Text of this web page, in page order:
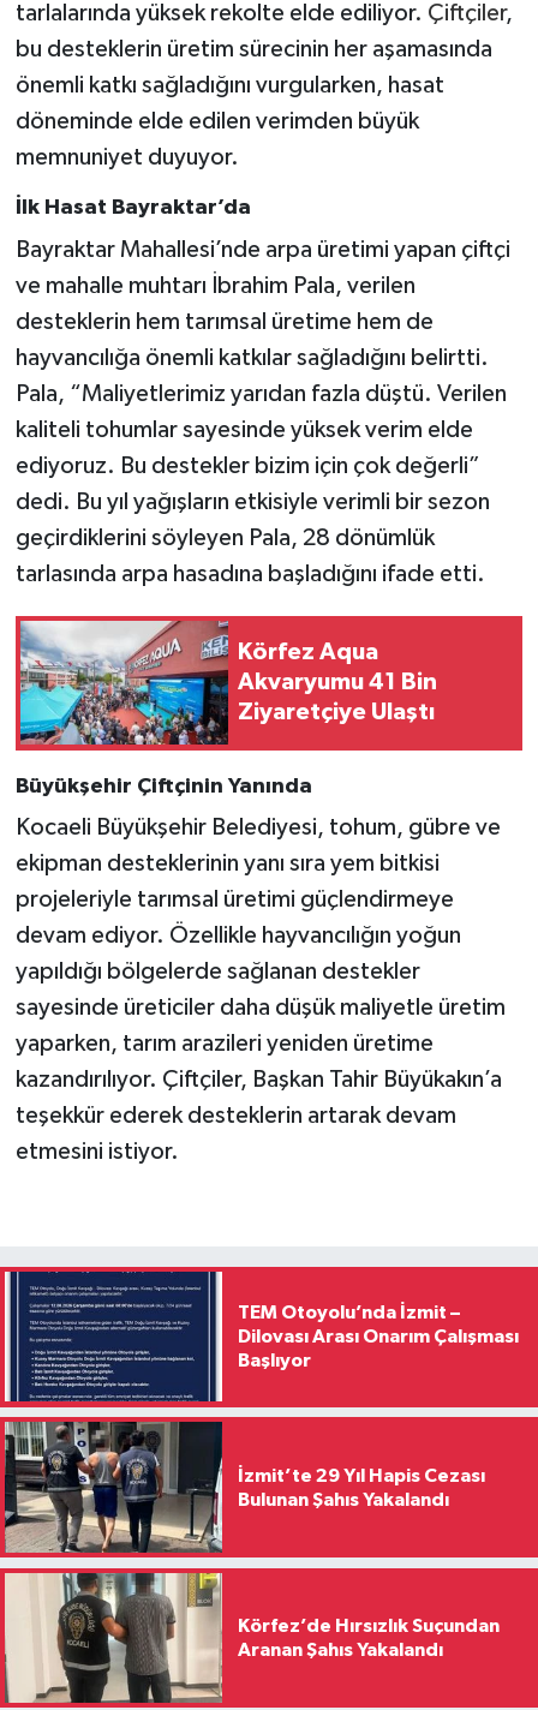
tarlalarında yüksek rekolte elde ediliyor. Çiftçiler,
bu desteklerin üretim sürecinin her aşamasında
önemli katkı sağladığını vurgularken, hasat
döneminde elde edilen verimden büyük
memnuniyet duyuyor.
İlk Hasat Bayraktar’da
Bayraktar Mahallesi’nde arpa üretimi yapan çiftçi
ve mahalle muhtarı İbrahim Pala, verilen
desteklerin hem tarımsal üretime hem de
hayvancılığa önemli katkılar sağladığını belirtti.
Pala, “Maliyetlerimiz yarıdan fazla düştü. Verilen
kaliteli tohumlar sayesinde yüksek verim elde
ediyoruz. Bu destekler bizim için çok değerli”
dedi. Bu yıl yağışların etkisiyle verimli bir sezon
geçirdiklerini söyleyen Pala, 28 dönümlük
tarlasında arpa hasadına başladığını ifade etti.
Körfez Aqua
Akvaryumu 41 Bin
Ziyaretçiye Ulaştı
Büyükşehir Çiftçinin Yanında
Kocaeli Büyükşehir Belediyesi, tohum, gübre ve
ekipman desteklerinin yanı sıra yem bitkisi
projeleriyle tarımsal üretimi güçlendirmeye
devam ediyor. Özellikle hayvancılığın yoğun
yapıldığı bölgelerde sağlanan destekler
sayesinde üreticiler daha düşük maliyetle üretim
yaparken, tarım arazileri yeniden üretime
kazandırılıyor. Çiftçiler, Başkan Tahir Büyükakın’a
teşekkür ederek desteklerin artarak devam
etmesini istiyor.
TEM Otoyolu’nda İzmit –
Dilovası Arası Onarım Çalışması
Başlıyor
İzmit’te 29 Yıl Hapis Cezası
Bulunan Şahıs Yakalandı
Körfez’de Hırsızlık Suçundan
Aranan Şahıs Yakalandı